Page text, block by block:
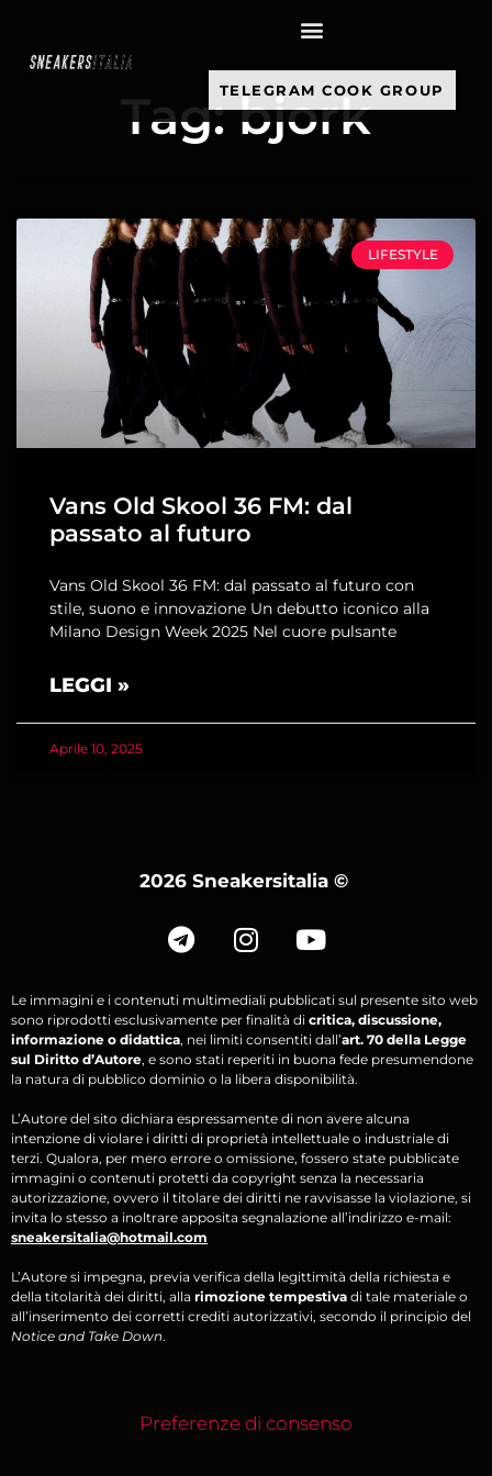
TELEGRAM COOK GROUP
Tag: bjork
LIFESTYLE
Vans Old Skool 36 FM: dal
passato al futuro
Vans Old Skool 36 FM: dal passato al futuro con
stile, suono e innovazione Un debutto iconico alla
Milano Design Week 2025 Nel cuore pulsante
LEGGI »
Aprile 10, 2025
2026 Sneakersitalia ©
Le immagini e i contenuti multimediali pubblicati sul presente sito web
sono riprodotti esclusivamente per finalità di critica, discussione,
informazione o didattica, nei limiti consentiti dall’art. 70 della Legge
sul Diritto d’Autore, e sono stati reperiti in buona fede presumendone
la natura di pubblico dominio o la libera disponibilità.
L’Autore del sito dichiara espressamente di non avere alcuna
intenzione di violare i diritti di proprietà intellettuale o industriale di
terzi. Qualora, per mero errore o omissione, fossero state pubblicate
immagini o contenuti protetti da copyright senza la necessaria
autorizzazione, ovvero il titolare dei diritti ne ravvisasse la violazione, si
invita lo stesso a inoltrare apposita segnalazione all’indirizzo e-mail:
sneakersitalia@hotmail.com
L’Autore si impegna, previa verifica della legittimità della richiesta e
della titolarità dei diritti, alla rimozione tempestiva di tale materiale o
all’inserimento dei corretti crediti autorizzativi, secondo il principio del
Notice and Take Down.
Preferenze di consenso